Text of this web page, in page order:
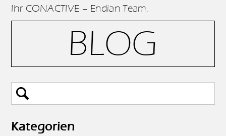
Ihr CONACTIVE – Endian Team.
BLOG
Kategorien